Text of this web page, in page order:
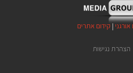
אורגני | קידום אתרים
הצהרת נגישות